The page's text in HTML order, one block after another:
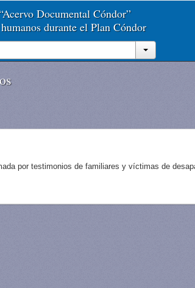
Documental Cóndor”
durante el Plan Cóndor
por testimonios de familiares y víctimas de